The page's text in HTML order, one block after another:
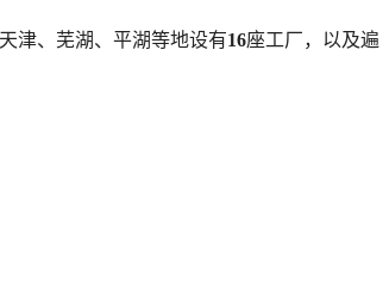
津、芜湖、平湖等地设有16座工厂，以及遍